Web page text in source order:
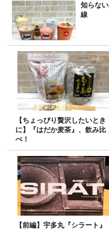
知らな
線
【ちょっぴり贅沢したいとき
に】『はだか麦茶』、飲み比
べ！
【前編】宇多丸『シラート』